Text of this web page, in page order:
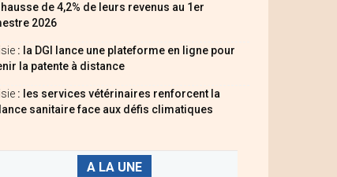
de 4,2% de leurs revenus au 1er
2026
: la DGI lance une plateforme en ligne pour
la patente à distance
: les services vétérinaires renforcent la
sanitaire face aux défis climatiques
A LA UNE